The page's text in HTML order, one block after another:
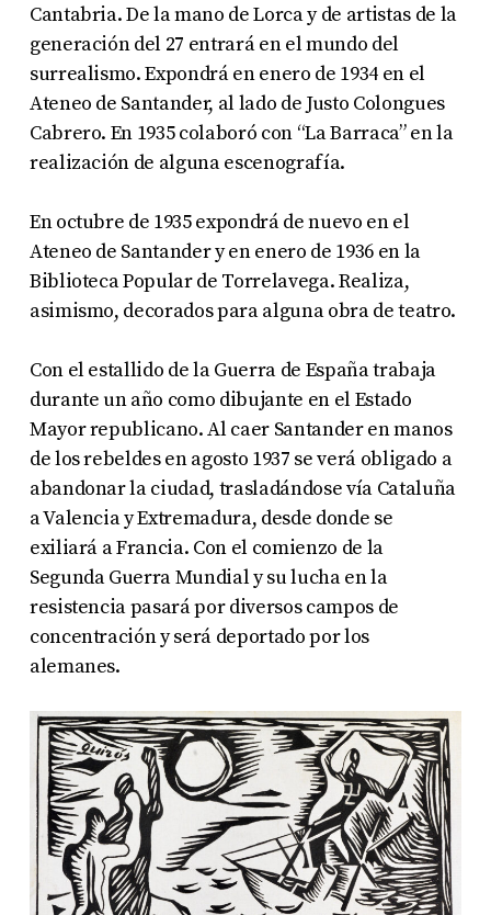
Cantabria. De la mano de Lorca y de artistas de la
generación del 27 entrará en el mundo del
surrealismo. Expondrá en enero de 1934 en el
Ateneo de Santander, al lado de Justo Colongues
Cabrero. En 1935 colaboró con “La Barraca” en la
realización de alguna escenografía.
En octubre de 1935 expondrá de nuevo en el
Ateneo de Santander y en enero de 1936 en la
Biblioteca Popular de Torrelavega. Realiza,
asimismo, decorados para alguna obra de teatro.
Con el estallido de la Guerra de España trabaja
durante un año como dibujante en el Estado
Mayor republicano. Al caer Santander en manos
de los rebeldes en agosto 1937 se verá obligado a
abandonar la ciudad, trasladándose vía Cataluña
a Valencia y Extremadura, desde donde se
exiliará a Francia. Con el comienzo de la
Segunda Guerra Mundial y su lucha en la
resistencia pasará por diversos campos de
concentración y será deportado por los
alemanes.